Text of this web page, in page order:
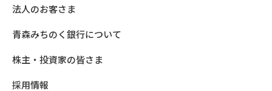
法人のお客さま
青森みちのく銀行について
株主・投資家の皆さま
採用情報